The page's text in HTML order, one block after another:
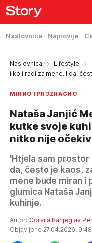
Naslovnica Najnovije
Naslovnica Lifestyle
i koji radi za mene. I da,
MIRNO I PROZRAČNO
Nataša Janjić
kutke svoje
nitko nije
'Htjela sam prostor
da, često je kaos,
mene bude miran i
glumica Nataša
kuhinje.
Autor: Gorana Banjeglav
Objavljeno 27.04.2026.